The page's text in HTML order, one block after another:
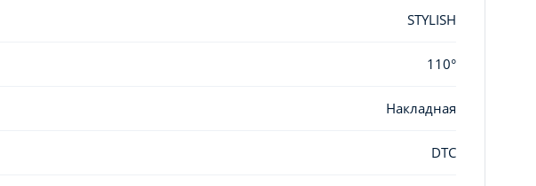
STYLISH
110°
Накладная
DTC